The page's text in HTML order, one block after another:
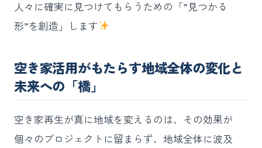
人々に確実に見つけてもらうための「”見つかる
形”を創造」します
空き家活用がもたらす地域全体の変化と
未来への「橋」
空き家再生が真に地域を変えるのは、その効果が
個々のプロジェクトに留まらず、地域全体に波及